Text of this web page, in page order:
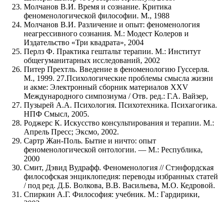
Молчанов В.И. Время и сознание. Критика
феноменологической философии. М., 1988
Молчанов В.И. Различение и опыт: феноменология
неагрессивного сознания. М.: Модест Колеров и
Издательство «Три квадрата», 2004
Перлз Ф. Практика гештальт терапии. М.: Институт
общегуманитарных исследований, 2002
Питер Прехтль. Введение в феноменологию Гуссерля.
М., 1999. 27.Психологические проблемы смысла жизни
и акме: Электронный сборник материалов XXV
Международного симпозиума / Отв. ред.: Г.А. Вайзер,
Пузырей А.А. Психология. Психотехника. Психагогика.
НПФ Смысл, 2005.
Роджерс К. Искусство консультирования и терапии. М.:
Апрель Пресс; Эксмо, 2002.
Сартр Жан-Поль. Бытие и ничто: опыт
феноменологической онтологии. — М.: Республика,
2000
Смит, Дэвид Вудрафф. Феноменология // Стэнфордская
философская энциклопедия: переводы избранных статей
/ под ред. Д.Б. Волкова, В.В. Васильева, М.О. Кедровой.
Спиркин А.Г. Философия: учебник. М.: Гардирики,